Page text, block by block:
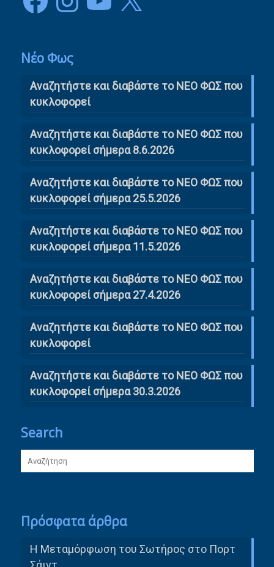
Νέο Φως
Αναζητήστε και διαβάστε το NΕΟ ΦΩΣ που
κυκλοφορεί
Αναζητήστε και διαβάστε το ΝΕΟ ΦΩΣ που
κυκλοφορεί σήμερα 8.6.2026
Αναζητήστε και διαβάστε το ΝΕΟ ΦΩΣ που
κυκλοφορεί σήμερα 25.5.2026
Αναζητήστε και διαβάστε το ΝΕΟ ΦΩΣ που
κυκλοφορεί σήμερα 11.5.2026
Αναζητήστε και διαβάστε το ΝΕΟ ΦΩΣ που
κυκλοφορεί σήμερα 27.4.2026
Αναζητήστε και διαβάστε το ΝΕΟ ΦΩΣ που
κυκλοφορεί
Αναζητήστε και διαβάστε το ΝΕΟ ΦΩΣ που
κυκλοφορεί σήμερα 30.3.2026
Search
Πρόσφατα άρθρα
Η Μεταμόρφωση του Σωτήρος στο Πορτ